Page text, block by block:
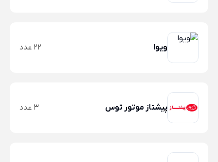
ویوا 22 عدد
پیشتاز موتور توس 3 عدد